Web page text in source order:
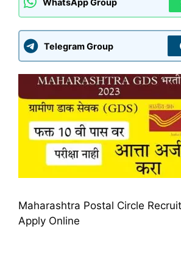
Telegram Group
Maharashtra Postal Circle
Apply Online